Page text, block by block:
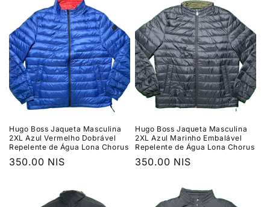
Hugo Boss Jaqueta Masculina
2XL Azul Vermelho Dobrável
Repelente de Água Lona Chorus
Preço
350.00 NIS
Hugo Boss Jaqueta Masculina
2XL Azul Marinho Embalável
Repelente de Água Lona Chorus
Preço
350.00 NIS